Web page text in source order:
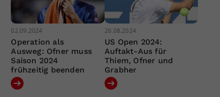
02.09.2024
Operation als
Ausweg: Ofner muss
Saison 2024
frühzeitig beenden
26.08.2024
US Open 2024:
Auftakt-Aus für
Thiem, Ofner und
Grabher